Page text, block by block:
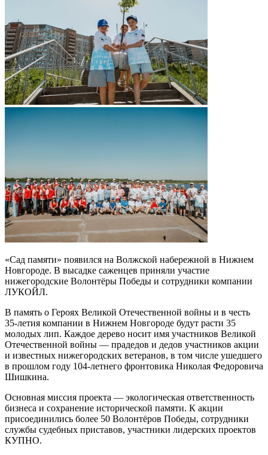
«Сад памяти» появился на Волжской набережной в Нижнем
Новгороде. В высадке саженцев приняли участие
нижегородские Волонтёры Победы и сотрудники компании
ЛУКОЙЛ.
В память о Героях Великой Отечественной войны и в честь
35-летия компании в Нижнем Новгороде будут расти 35
молодых лип. Каждое дерево носит имя участников Великой
Отечественной войны — прадедов и дедов участников акции
и известных нижегородских ветеранов, в том числе ушедшего
в прошлом году 104-летнего фронтовика Николая Федоровича
Шишкина.
Основная миссия проекта — экологическая ответственность
бизнеса и сохранение исторической памяти. К акции
присоединились более 50 Волонтёров Победы, сотрудники
службы судебных приставов, участники лидерских проектов
КУПНО.